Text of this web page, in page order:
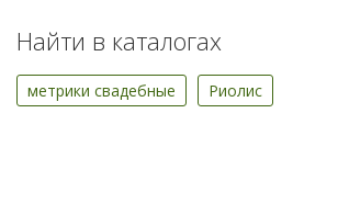
Найти в каталогах
метрики свадебные Риолис